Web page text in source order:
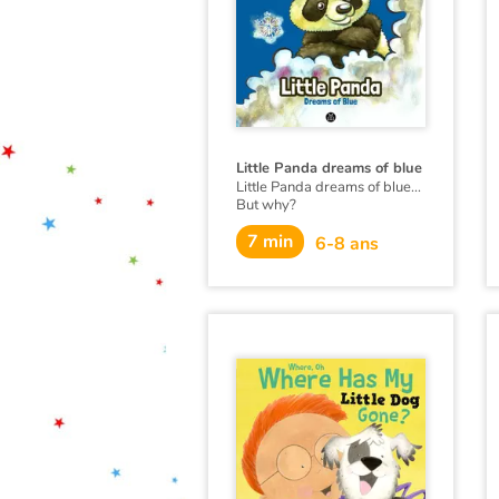
the holidays were just
beginning!
This book is also available in
French:Gudule part en
vacances.
Little Panda dreams of blue
Little Panda dreams of blue...
But why?
This book is also available in
French:Petit Panda rêve au
7 min 6-8 ans